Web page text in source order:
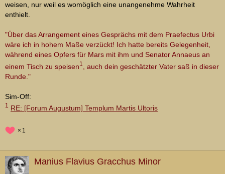
weisen, nur weil es womöglich eine unangenehme Wahrheit
enthielt.
"Über das Arrangement eines Gesprächs mit dem Praefectus Urbi
wäre ich in hohem Maße verzückt! Ich hatte bereits Gelegenheit,
während eines Opfers für Mars mit ihm und Senator Annaeus an
einem Tisch zu speisen1
, auch dein geschätzter Vater saß in dieser
Runde."
Sim-Off:
1 RE: [Forum Augustum] Templum Martis Ultoris
1
Manius Flavius Gracchus Minor